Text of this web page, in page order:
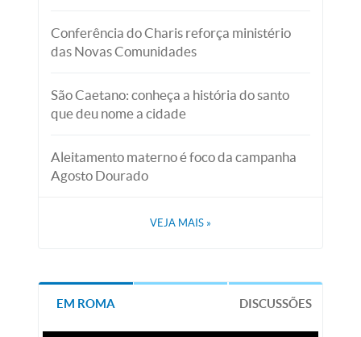
Conferência do Charis reforça ministério
das Novas Comunidades
São Caetano: conheça a história do santo
que deu nome a cidade
Aleitamento materno é foco da campanha
Agosto Dourado
VEJA MAIS »
EM ROMA DISCUSSÕES